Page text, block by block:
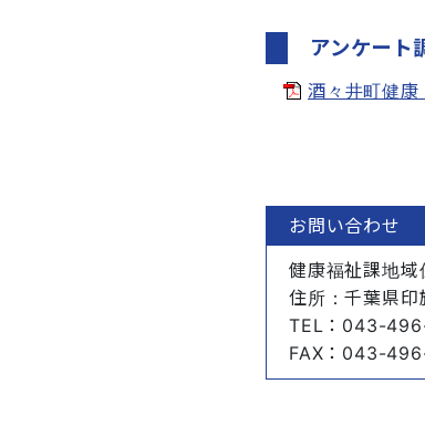
アンケート
酒々井町健
お問い合わせ
健康福祉課地域
住所 ：千葉県
TEL ：043-
FAX ：043-